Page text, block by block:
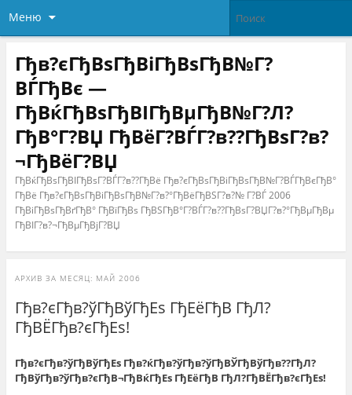
Меню
Гђв?єГђВѕГђВіГђВѕГђВ№Г?
ВЃГђВє —
ГђВќГђВѕГђВІГђВµГђВ№Г?Л?
ГђВ°Г?ВЏ ГђВёГ?ВЃГ?в??ГђВѕГ?в?
¬ГђВёГ?ВЏ
ГђВќГђВѕГђВІГђВѕГ?ВЃГ?в??ГђВё Гђв?єГђВѕГђВіГђВѕГђВ№Г?ВЃГђВєГђВ°
ГђВё Гђв?єГђВѕГђВіГђВѕГђВ№Г?в?°ГђВёГђВЅГ?в?№ Г?ВЃ 2006
ГђВіГђВѕГђВґГђВ° ГђВїГђВѕ ГђВЅГђВ°Г?ВЃГ?в??ГђВѕГ?ВЏГ?в?°ГђВµГђВµ
ГђВІГ?в?¬ГђВµГђВјГ?ВЏ
АРХИВ ЗА МЕСЯЦ: МАЙ 2006
Гђв?єГђв?ўГђВўГђЕѕ ГђЕёГђВ ГђЛ?
ГђВЁГђв?єГђЕѕ!
Гђв?єГђв?ўГђВўГђЕѕ Гђв?ќГђв?ўГђв?ўГђВЎГђВўГђв??ГђЛ?
ГђВўГђв?ўГђв?єГђВ¬ГђВќГђЕѕ ГђЕёГђВ ГђЛ?ГђВЁГђв?єГђЕѕ!